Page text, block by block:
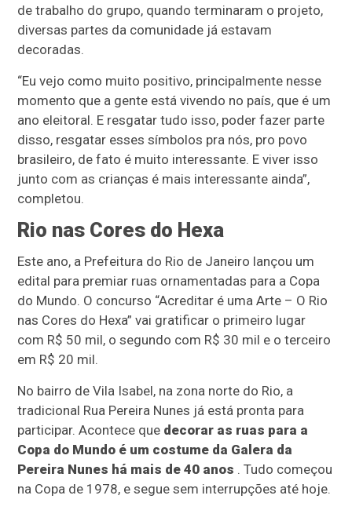
de trabalho do grupo, quando terminaram o projeto,
diversas partes da comunidade já estavam
decoradas.
“Eu vejo como muito positivo, principalmente nesse
momento que a gente está vivendo no país, que é um
ano eleitoral. E resgatar tudo isso, poder fazer parte
disso, resgatar esses símbolos pra nós, pro povo
brasileiro, de fato é muito interessante. E viver isso
junto com as crianças é mais interessante ainda”,
completou.
Rio nas Cores do Hexa
Este ano, a Prefeitura do Rio de Janeiro lançou um
edital para premiar ruas ornamentadas para a Copa
do Mundo. O concurso “Acreditar é uma Arte – O Rio
nas Cores do Hexa” vai gratificar o primeiro lugar
com R$ 50 mil, o segundo com R$ 30 mil e o terceiro
em R$ 20 mil.
No bairro de Vila Isabel, na zona norte do Rio, a
tradicional Rua Pereira Nunes já está pronta para
participar. Acontece que decorar as ruas para a
Copa do Mundo é um costume da Galera da
Pereira Nunes há mais de 40 anos . Tudo começou
na Copa de 1978, e segue sem interrupções até hoje.